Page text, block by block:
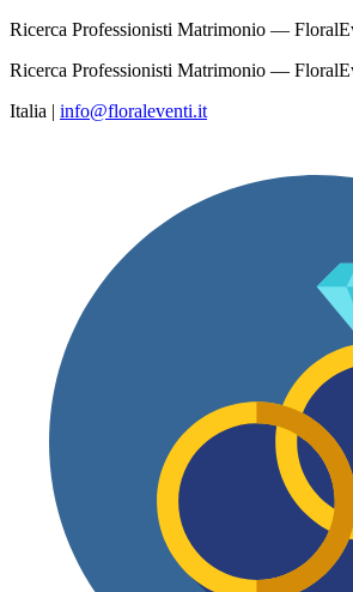
Ricerca Professionisti Matrimonio —
Ricerca Professionisti Matrimonio —
Italia | info@floraleventi.it